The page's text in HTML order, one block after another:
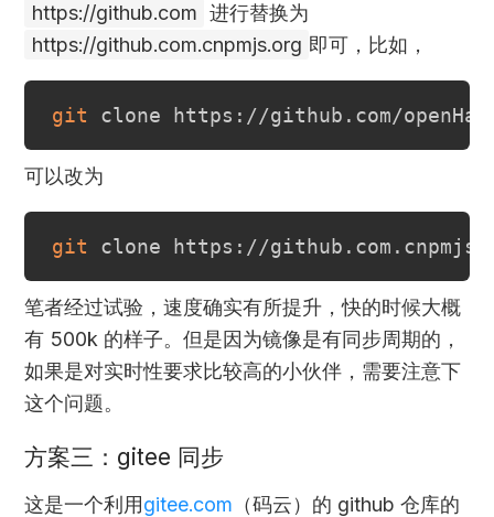
https://github.com 进行替换为
https://github.com.cnpmjs.org 即可，比如，
git
可以改为
git
笔者经过试验，速度确实有所提升，快的时候大概
有 500k 的样子。但是因为镜像是有同步周期的，
如果是对实时性要求比较高的小伙伴，需要注意下
这个问题。
方案三：gitee 同步
这是一个利用gitee.com （码云）的 github 仓库的